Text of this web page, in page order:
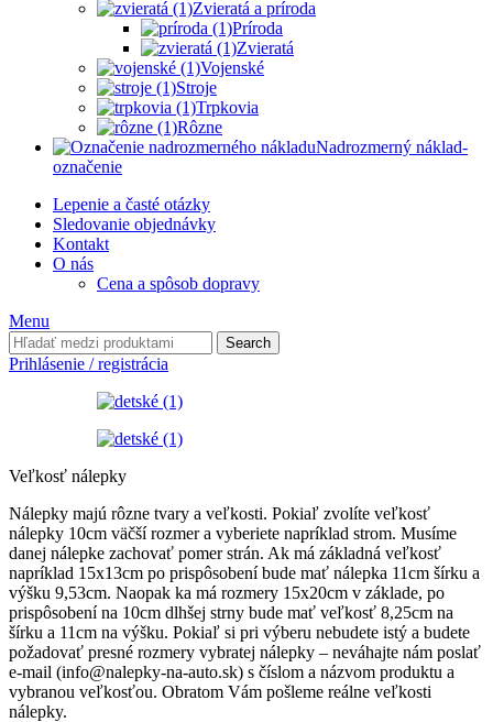
Zvieratá a príroda
Príroda
Zvieratá
Vojenské
Stroje
Trpkovia
Rôzne
Nadrozmerný náklad-
označenie
Lepenie a časté otázky
Sledovanie objednávky
Kontakt
O nás
Cena a spôsob dopravy
Menu
Search
Prihlásenie / registrácia
Veľkosť nálepky
Nálepky majú rôzne tvary a veľkosti. Pokiaľ zvolíte veľkosť
nálepky 10cm väčší rozmer a vyberiete napríklad strom. Musíme
danej nálepke zachovať pomer strán. Ak má základná veľkosť
napríklad 15x13cm po prispôsobení bude mať nálepka 11cm šírku a
výšku 9,53cm. Naopak ka má rozmery 15x20cm v základe, po
prispôsobení na 10cm dlhšej strny bude mať veľkosť 8,25cm na
šírku a 11cm na výšku. Pokiaľ si pri výberu nebudete istý a budete
požadovať presné rozmery vybratej nálepky – neváhajte nám poslať
e-mail (info@nalepky-na-auto.sk) s číslom a názvom produktu a
vybranou veľkosťou. Obratom Vám pošleme reálne veľkosti
nálepky.